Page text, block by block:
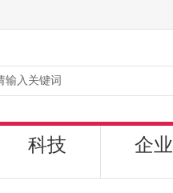
科技 企业